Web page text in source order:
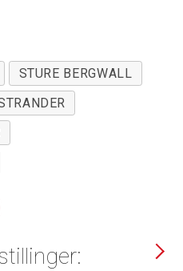
STURE BERGWALL